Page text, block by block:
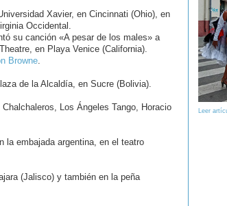
Xavier, en Cincinnati (Ohio), en
Occidental.
su canción «A pesar de los males» a
en Playa Venice (California).
Browne.
de la Alcaldía, en Sucre (Bolivia).
Los Ángeles Tango, Horacio
la embajada argentina, en el teatro
(Jalisco) y también en la peña
Leer